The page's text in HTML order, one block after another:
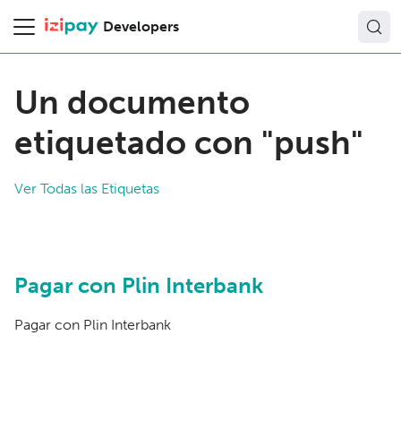
Developers
Un documento
etiquetado con "push"
Ver Todas las Etiquetas
Pagar con Plin Interbank
Pagar con Plin Interbank